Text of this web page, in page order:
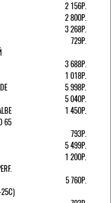
2 156Р.
2 800Р.
3 268Р.
729Р.
3 688Р.
1 018Р.
5 998Р.
5 040Р.
1 450Р.
65
793Р.
5 499Р.
1 200Р.
5 760Р.